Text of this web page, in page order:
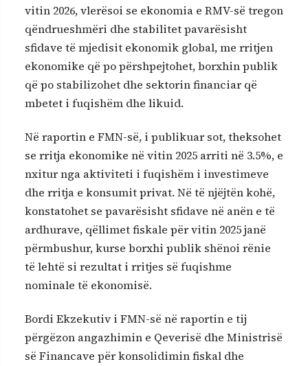
vitin 2026, vlerësoi se ekonomia e RMV-së tregon
qëndrueshmëri dhe stabilitet pavarësisht
sfidave të mjedisit ekonomik global, me rritjen
ekonomike që po përshpejtohet, borxhin publik
që po stabilizohet dhe sektorin financiar që
mbetet i fuqishëm dhe likuid.
Në raportin e FMN-së, i publikuar sot, theksohet
se rritja ekonomike në vitin 2025 arriti në 3.5%, e
nxitur nga aktiviteti i fuqishëm i investimeve
dhe rritja e konsumit privat. Në të njëjtën kohë,
konstatohet se pavarësisht sfidave në anën e të
ardhurave, qëllimet fiskale për vitin 2025 janë
përmbushur, kurse borxhi publik shënoi rënie
të lehtë si rezultat i rritjes së fuqishme
nominale të ekonomisë.
Bordi Ekzekutiv i FMN-së në raportin e tij
përgëzon angazhimin e Qeverisë dhe Ministrisë
së Financave për konsolidimin fiskal dhe